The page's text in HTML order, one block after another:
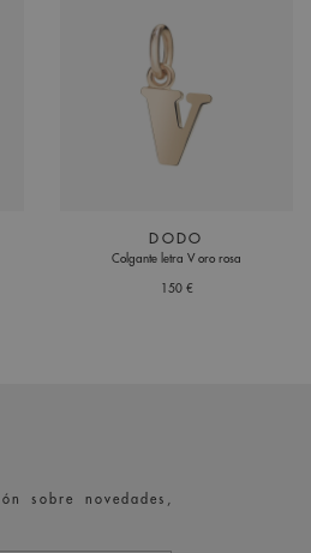
DODO
Colgante letra V oro rosa
150 €
sobre novedades,